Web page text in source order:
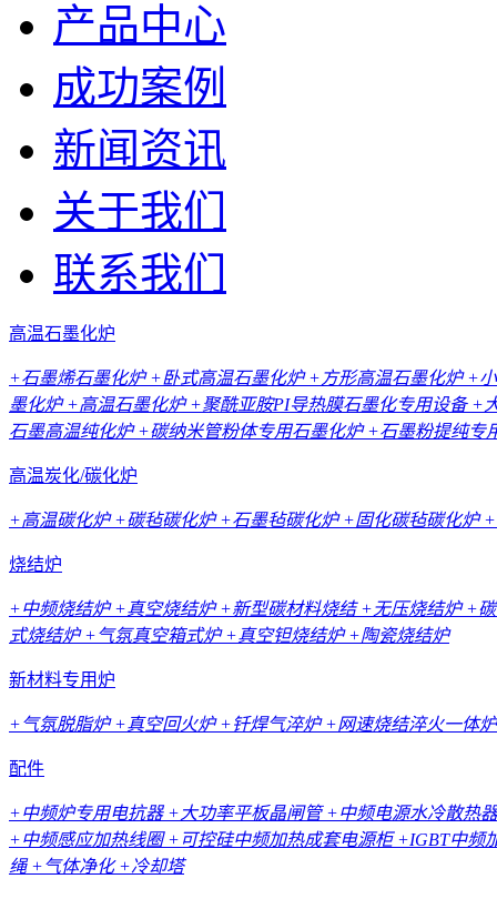
产品中心
成功案例
新闻资讯
关于我们
联系我们
高温石墨化炉
+石墨烯石墨化炉+卧式高温石墨化炉+方形高温石墨化炉+
墨化炉+高温石墨化炉+聚酰亚胺PI导热膜石墨化专用设备 +
石墨高温纯化炉+碳纳米管粉体专用石墨化炉+石墨粉提纯专
高温炭化/碳化炉
+高温碳化炉+碳毡碳化炉+石墨毡碳化炉+固化碳毡碳化炉
烧结炉
+中频烧结炉+真空烧结炉+新型碳材料烧结+无压烧结炉+
式烧结炉+气氛真空箱式炉+真空钽烧结炉+陶瓷烧结炉
新材料专用炉
+气氛脱脂炉+真空回火炉+钎焊气淬炉+网速烧结淬火一体炉
配件
+中频炉专用电抗器 +大功率平板晶闸管+中频电源水冷散热
+中频感应加热线圈+可控硅中频加热成套电源柜+IGBT中频
绳 +气体净化+冷却塔